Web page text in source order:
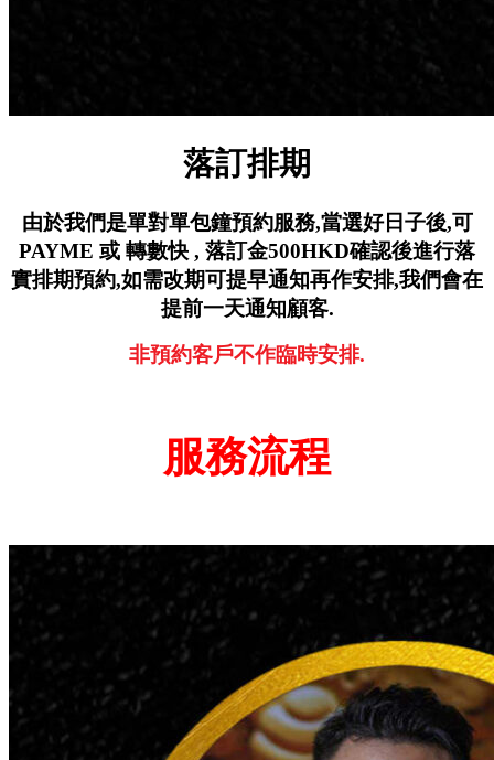
落訂排期
由於我們是單對單包鐘預約服務,當選好日子後,可
PAYME 或 轉數快 , 落訂金500HKD確認後進行落
實排期預約,如需改期可提早通知再作安排,我們會在
提前一天通知顧客.
非預約客戶不作臨時安排.
服務流程